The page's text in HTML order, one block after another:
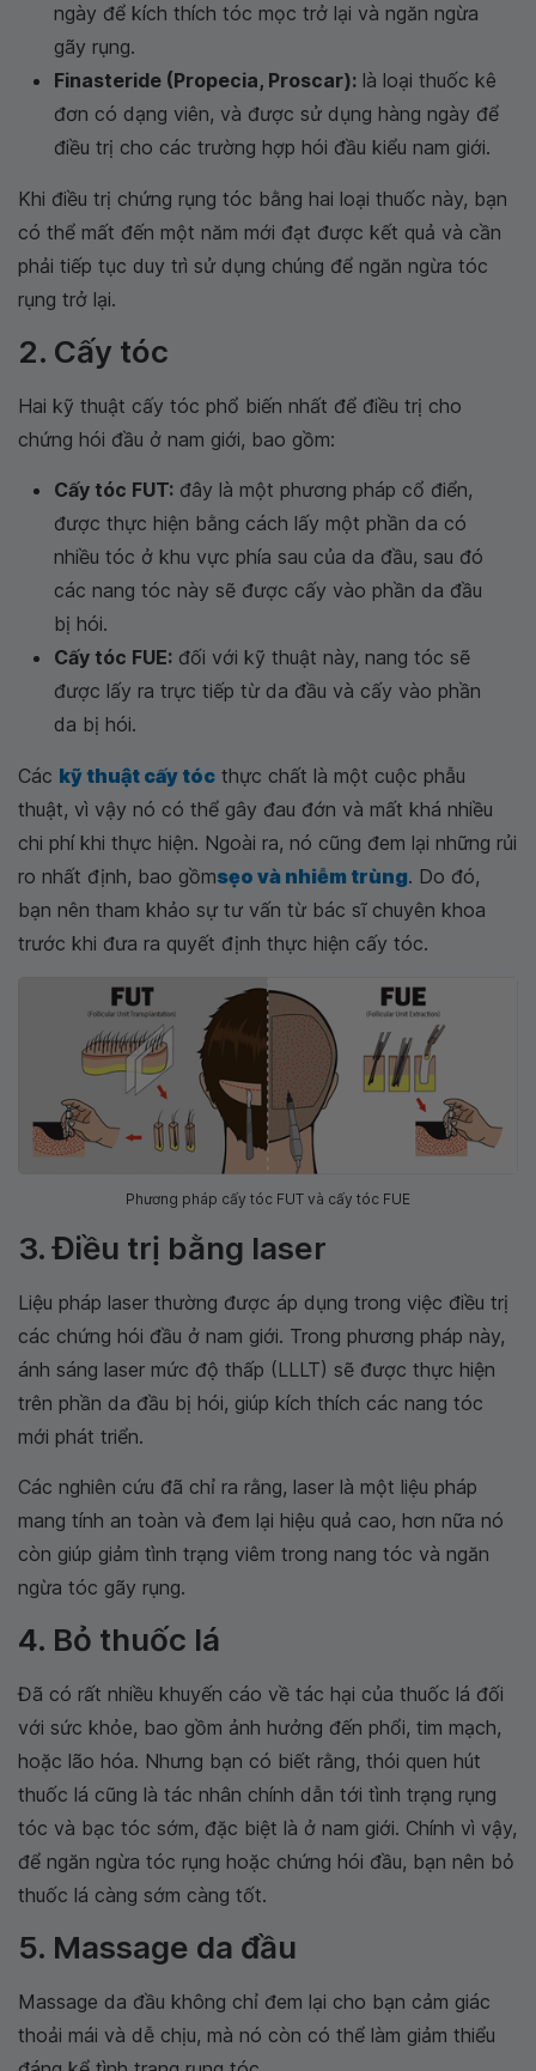
ngày để kích thích tóc mọc trở lại và ngăn ngừa
gãy rụng.
Finasteride (Propecia, Proscar): là loại thuốc kê
đơn có dạng viên, và được sử dụng hàng ngày để
điều trị cho các trường hợp hói đầu kiểu nam giới.
Khi điều trị chứng rụng tóc bằng hai loại thuốc này, bạn
có thể mất đến một năm mới đạt được kết quả và cần
phải tiếp tục duy trì sử dụng chúng để ngăn ngừa tóc
rụng trở lại.
2. Cấy tóc
Hai kỹ thuật cấy tóc phổ biến nhất để điều trị cho
chứng hói đầu ở nam giới, bao gồm:
Cấy tóc FUT: đây là một phương pháp cổ điển,
được thực hiện bằng cách lấy một phần da có
nhiều tóc ở khu vực phía sau của da đầu, sau đó
các nang tóc này sẽ được cấy vào phần da đầu
bị hói.
Cấy tóc FUE: đối với kỹ thuật này, nang tóc sẽ
được lấy ra trực tiếp từ da đầu và cấy vào phần
da bị hói.
Các kỹ thuật cấy tóc thực chất là một cuộc phẫu
thuật, vì vậy nó có thể gây đau đớn và mất khá nhiều
chi phí khi thực hiện. Ngoài ra, nó cũng đem lại những rủi
ro nhất định, bao gồmsẹo và nhiễm trùng. Do đó,
bạn nên tham khảo sự tư vấn từ bác sĩ chuyên khoa
trước khi đưa ra quyết định thực hiện cấy tóc.
Phương pháp cấy tóc FUT và cấy tóc FUE
3. Điều trị bằng laser
Liệu pháp laser thường được áp dụng trong việc điều trị
các chứng hói đầu ở nam giới. Trong phương pháp này,
ánh sáng laser mức độ thấp (LLLT) sẽ được thực hiện
trên phần da đầu bị hói, giúp kích thích các nang tóc
mới phát triển.
Các nghiên cứu đã chỉ ra rằng, laser là một liệu pháp
mang tính an toàn và đem lại hiệu quả cao, hơn nữa nó
còn giúp giảm tình trạng viêm trong nang tóc và ngăn
ngừa tóc gãy rụng.
4. Bỏ thuốc lá
Đã có rất nhiều khuyến cáo về tác hại của thuốc lá đối
với sức khỏe, bao gồm ảnh hưởng đến phổi, tim mạch,
hoặc lão hóa. Nhưng bạn có biết rằng, thói quen hút
thuốc lá cũng là tác nhân chính dẫn tới tình trạng rụng
tóc và bạc tóc sớm, đặc biệt là ở nam giới. Chính vì vậy,
để ngăn ngừa tóc rụng hoặc chứng hói đầu, bạn nên bỏ
thuốc lá càng sớm càng tốt.
5. Massage da đầu
Massage da đầu không chỉ đem lại cho bạn cảm giác
thoải mái và dễ chịu, mà nó còn có thể làm giảm thiểu